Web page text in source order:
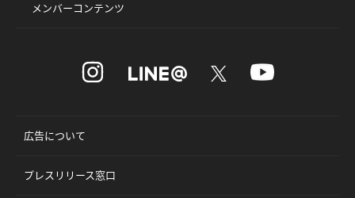
メンバーコンテンツ
広告について
プレスリリース窓口